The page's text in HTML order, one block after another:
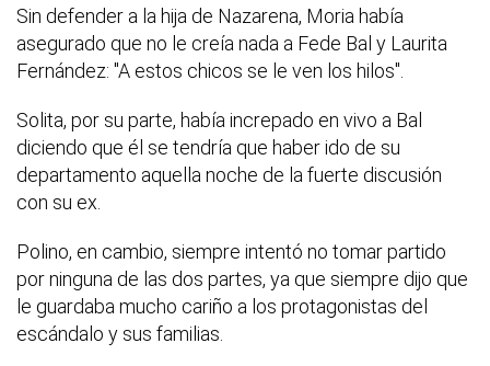
Sin defender a la hija de Nazarena, Moria había
asegurado que no le creía nada a Fede Bal y Laurita
Fernández: "A estos chicos se le ven los hilos".
Solita, por su parte, había increpado en vivo a Bal
diciendo que él se tendría que haber ido de su
departamento aquella noche de la fuerte discusión
con su ex.
Polino, en cambio, siempre intentó no tomar partido
por ninguna de las dos partes, ya que siempre dijo que
le guardaba mucho cariño a los protagonistas del
escándalo y sus familias.